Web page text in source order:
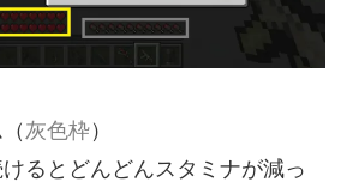
灰色枠）
るとどんどんスタミナが減っ